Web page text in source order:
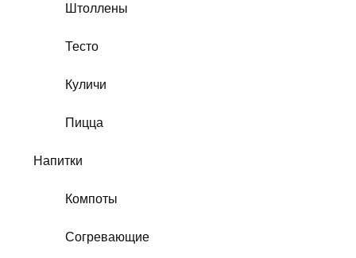
Штоллены
Тесто
Куличи
Пицца
Напитки
Компоты
Согревающие